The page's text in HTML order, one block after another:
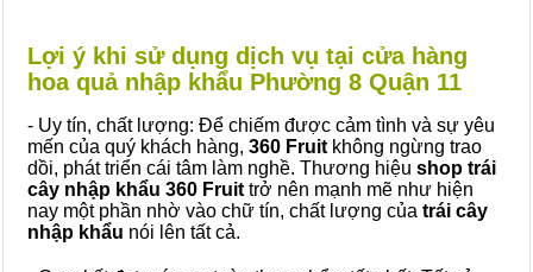
Lợi ý khi sử dụng dịch vụ tại cửa hàng
hoa quả nhập khẩu Phường 8 Quận 11
- Uy tín, chất lượng: Để chiếm được cảm tình và sự yêu
mến của quý khách hàng, 360 Fruit không ngừng trao
dồi, phát triển cái tâm làm nghề. Thương hiệu shop trái
cây nhập khẩu 360 Fruit trở nên mạnh mẽ như hiện
nay một phần nhờ vào chữ tín, chất lượng của trái cây
nhập khẩu nói lên tất cả.